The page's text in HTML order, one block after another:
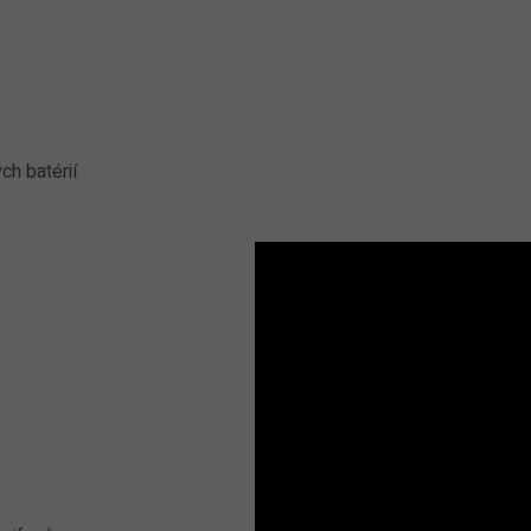
batérií